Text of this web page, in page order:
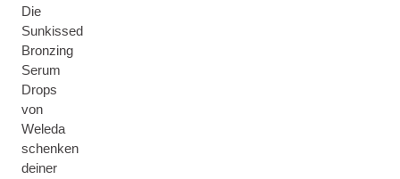
Die
Sunkissed
Bronzing
Serum
Drops
von
Weleda
schenken
deiner